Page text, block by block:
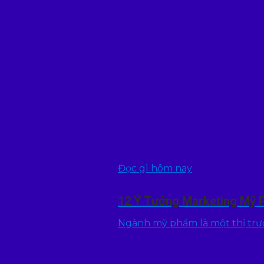
Đọc gì hôm nay
12 Ý Tưởng Marketing Mỹ
Ngành mỹ phẩm là một thị